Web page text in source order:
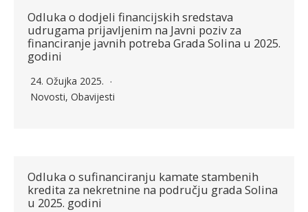
Odluka o dodjeli financijskih sredstava
udrugama prijavljenim na Javni poziv za
financiranje javnih potreba Grada Solina u 2025.
godini
24. Ožujka 2025.
Novosti, Obavijesti
Odluka o sufinanciranju kamate stambenih
kredita za nekretnine na području grada Solina
u 2025. godini